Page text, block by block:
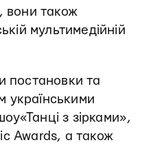
вони також
мультимедійній
постановки та
українськими
з зірками»,
Awards, а також